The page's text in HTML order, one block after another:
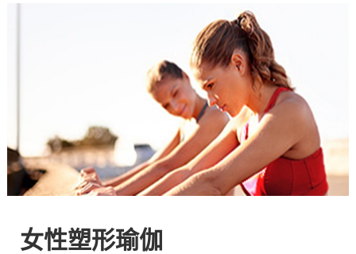
官
方
网
女性塑形瑜伽